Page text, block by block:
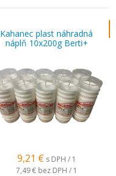
Kahanec plast náhradná
náplň 10x200g Berti+
9,21 € s DPH / 1
7,49 € bez DPH / 1